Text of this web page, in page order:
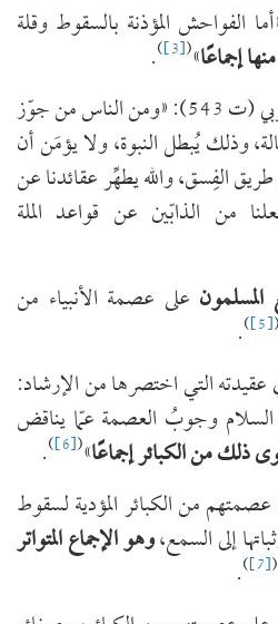
(ت 478): «أما الفواحش المؤذنة بالسقوط وقلة
إجماعًا»
(
[3]
)
.
وقال القاضي أبو بكر ابن العربي (ت 543): «ومن الناس من جوّز
وذلك يُبطل النبوة، ولا يؤمَن أن
الفِسق، والله يطهِّر عقائدنا عن
من الذابّين عن قواعد الملة
المسلمون على عصمة الأنبياء من
[5]
)
.
(ت 574) في عقيدته التي اختصرها من الإرشاد:
السلام وجوبُ العصمة عمّا يناقض
ذلك من الكبائر إجماعًا»
(
[6]
)
.
من الكبائر المؤدية لسقوط
إلى السمع،وهو الإجماع المتواتر
(
[7]
)
.